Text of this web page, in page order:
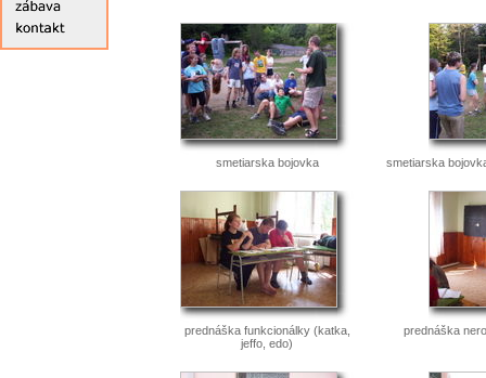
smetiarska bojovka smetiarska
prednáška funkcionálky (katka,
jeffo, edo)
prednáška